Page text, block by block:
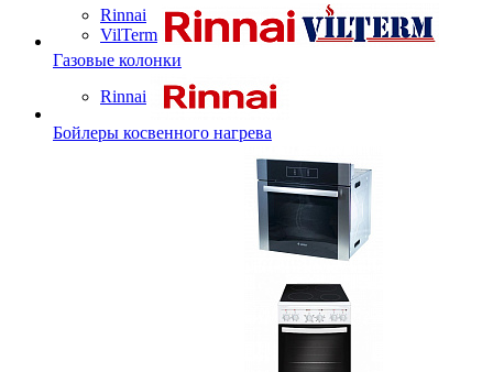
Rinnai
VilTerm
Газовые колонки
Rinnai
Бойлеры косвенного нагрева